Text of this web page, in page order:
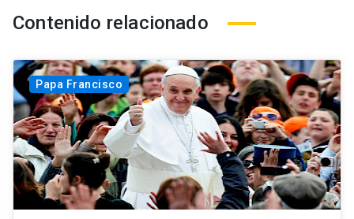
Contenido relacionado
Papa Francisco